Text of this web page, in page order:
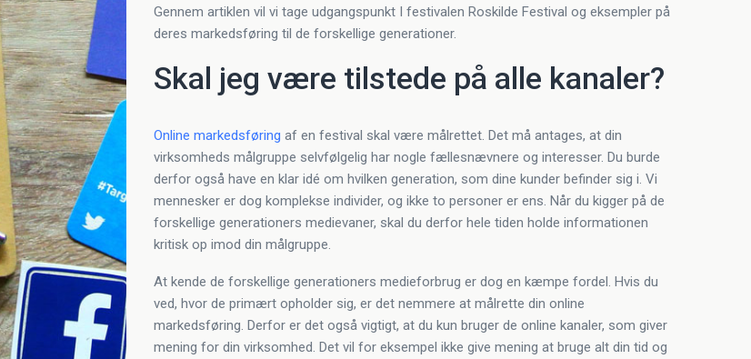
Gennem artiklen vil vi tage udgangspunkt I festivalen Roskilde Festival og eksempler på
deres markedsføring til de forskellige generationer.
Skal jeg være tilstede på alle kanaler?
Online markedsføring af en festival skal være målrettet. Det må antages, at din
virksomheds målgruppe selvfølgelig har nogle fællesnævnere og interesser. Du burde
derfor også have en klar idé om hvilken generation, som dine kunder befinder sig i. Vi
mennesker er dog komplekse individer, og ikke to personer er ens. Når du kigger på de
forskellige generationers medievaner, skal du derfor hele tiden holde informationen
kritisk op imod din målgruppe.
At kende de forskellige generationers medieforbrug er dog en kæmpe fordel. Hvis du
ved, hvor de primært opholder sig, er det nemmere at målrette din online
markedsføring. Derfor er det også vigtigt, at du kun bruger de online kanaler, som giver
mening for din virksomhed. Det vil for eksempel ikke give mening at bruge alt din tid og